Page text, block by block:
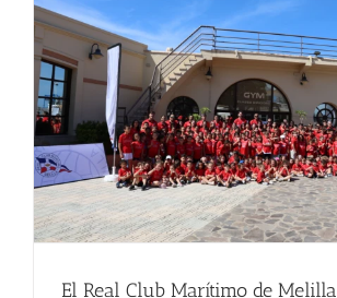
El Real Club Marítimo de Melilla